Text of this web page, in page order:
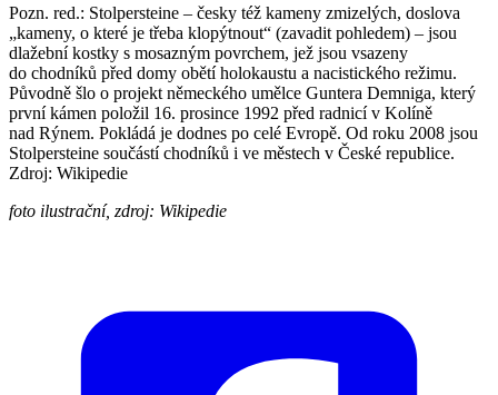
Pozn. red.: Stolpersteine – česky též kameny zmizelých, doslova
„kameny, o které je třeba klopýtnout“ (zavadit pohledem) – jsou
dlažební kostky s mosazným povrchem, jež jsou vsazeny
do chodníků před domy obětí holokaustu a nacistického režimu.
Původně šlo o projekt německého umělce Guntera Demniga, který
první kámen položil 16. prosince 1992 před radnicí v Kolíně
nad Rýnem. Pokládá je dodnes po celé Evropě. Od roku 2008 jsou
Stolpersteine součástí chodníků i ve městech v České republice.
Zdroj: Wikipedie
foto ilustrační, zdroj: Wikipedie